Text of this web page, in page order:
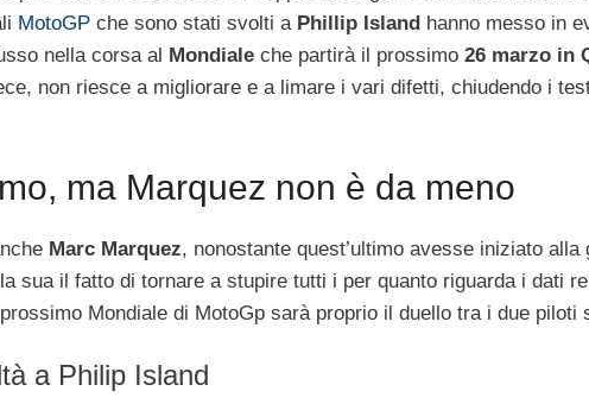
MotoGP che sono stati svolti a Phillip Island hanno messo in
nella corsa al Mondiale che partirà il prossimo 26 marzo in
non riesce a migliorare e a limare i vari difetti, chiudendo i
ma Marquez non è da meno
Marc Marquez, nonostante quest’ultimo avesse iniziato alla
sua il fatto di tornare a stupire tutti i per quanto riguarda i dati
Mondiale di MotoGp sarà proprio il duello tra i due piloti
a Philip Island